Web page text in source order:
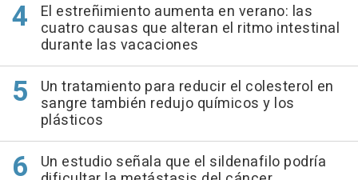
El estreñimiento aumenta en verano: las
cuatro causas que alteran el ritmo intestinal
durante las vacaciones
Un tratamiento para reducir el colesterol en
sangre también redujo químicos y los
plásticos
Un estudio señala que el sildenafilo podría